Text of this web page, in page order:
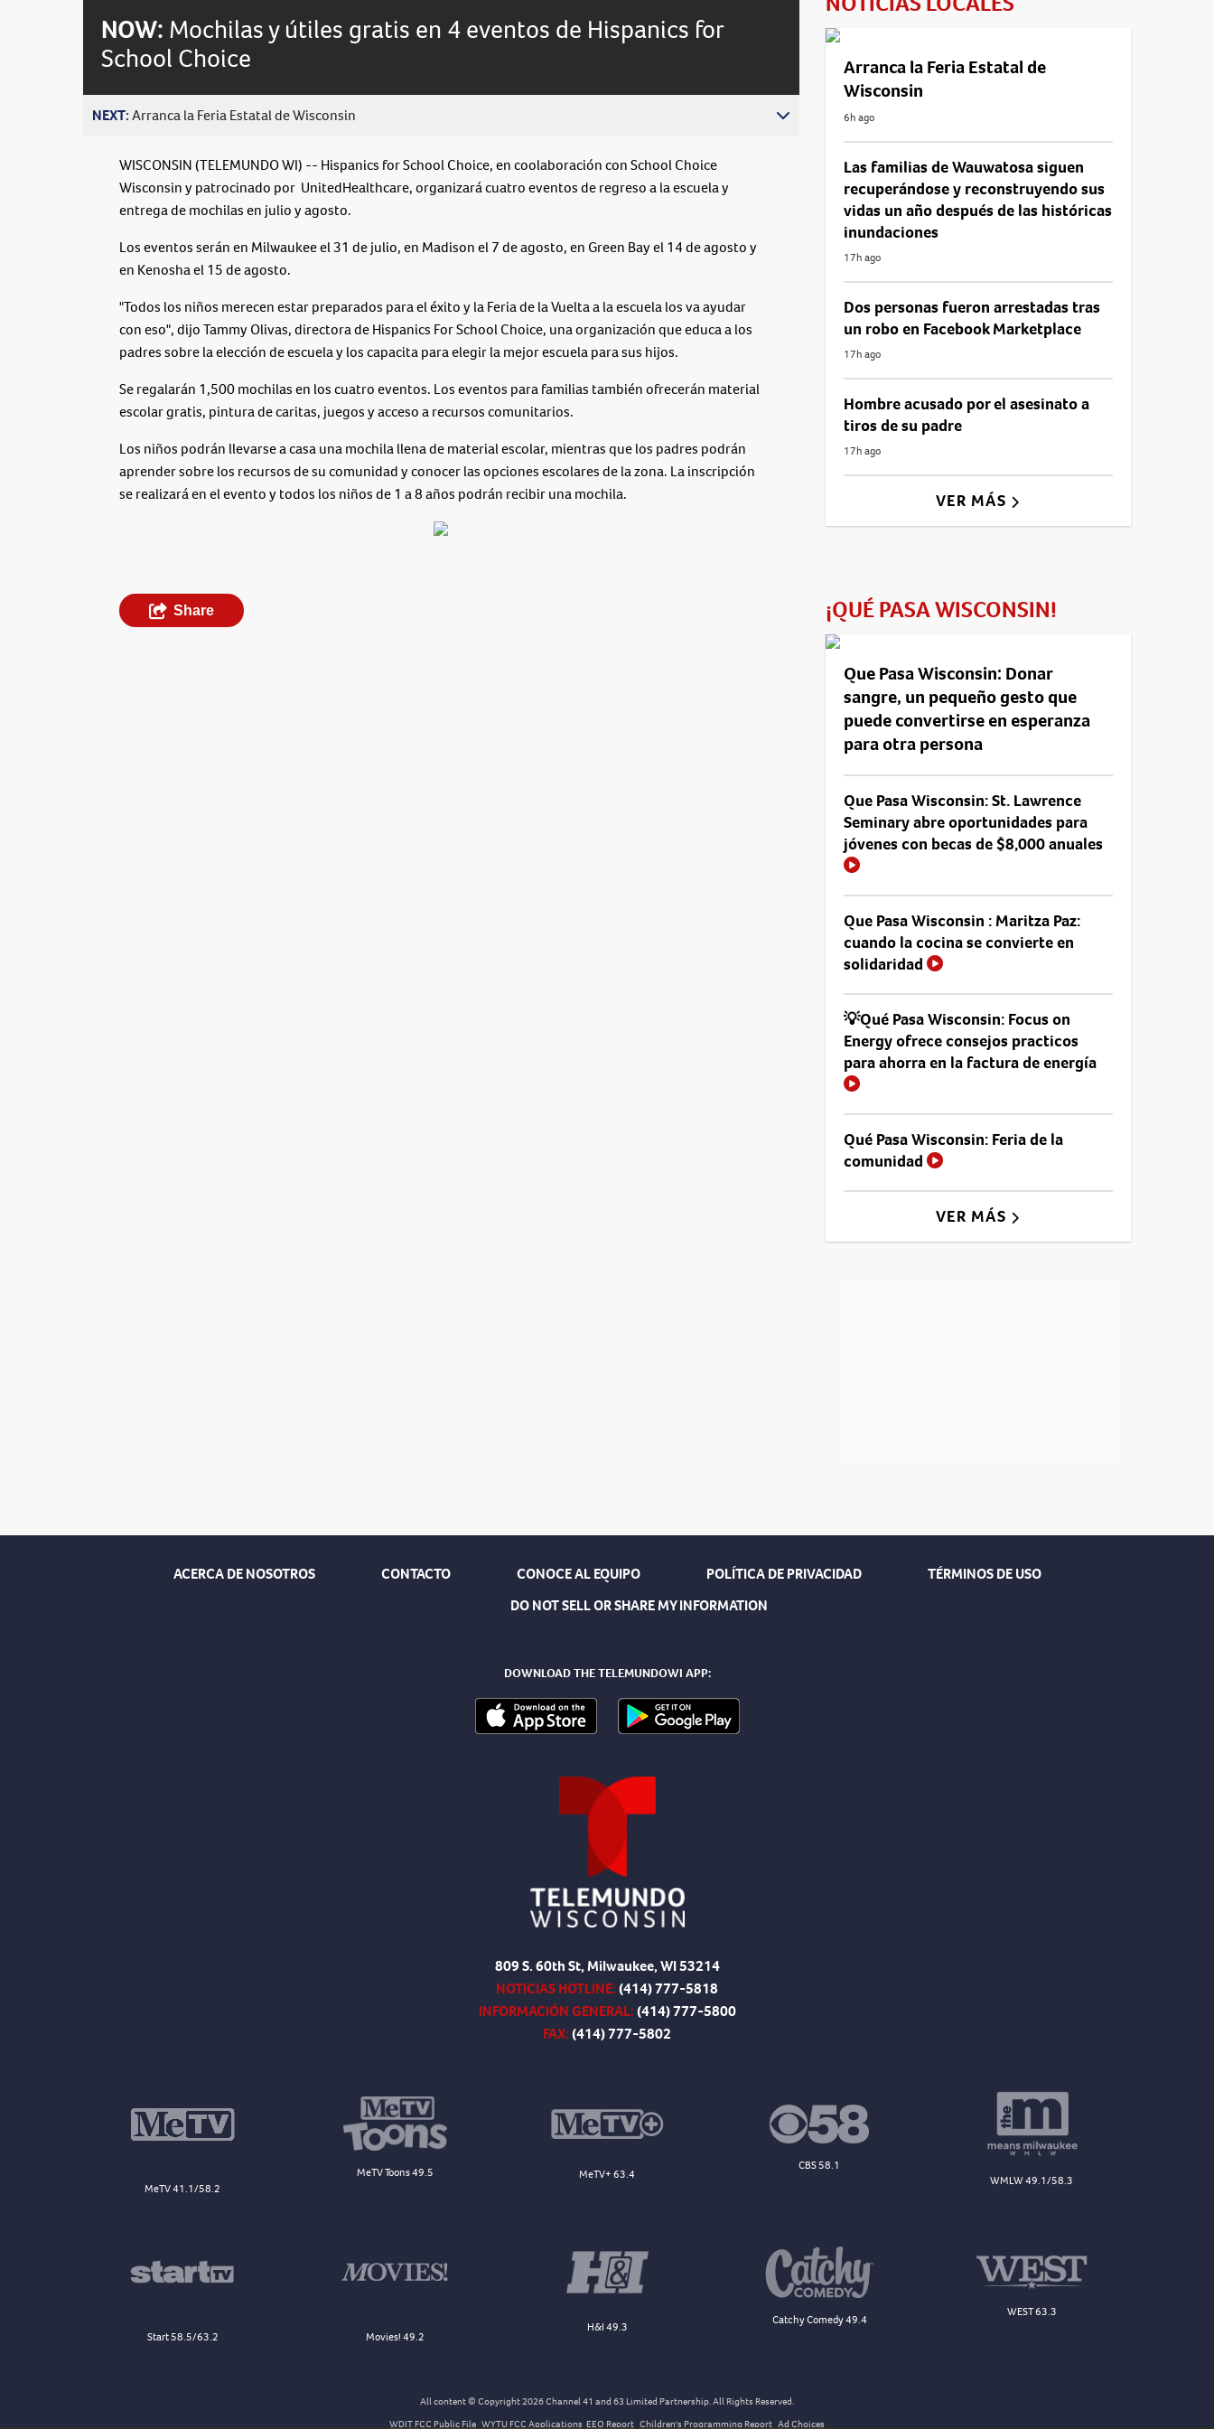
NOW: Mochilas y útiles gratis en 4 eventos de Hispanics for
School Choice
NEXT:Arranca la Feria Estatal de Wisconsin
WISCONSIN (TELEMUNDO WI) -- Hispanics for School Choice, en coolaboración con School Choice
Wisconsin y patrocinado por UnitedHealthcare, organizará cuatro eventos de regreso a la escuela y
entrega de mochilas en julio y agosto.
Los eventos serán en Milwaukee el 31 de julio, en Madison el 7 de agosto, en Green Bay el 14 de agosto y
en Kenosha el 15 de agosto.
"Todos los niños merecen estar preparados para el éxito y la Feria de la Vuelta a la escuela los va ayudar
con eso", dijo Tammy Olivas, directora de Hispanics For School Choice, una organización que educa a los
padres sobre la elección de escuela y los capacita para elegir la mejor escuela para sus hijos.
Se regalarán 1,500 mochilas en los cuatro eventos. Los eventos para familias también ofrecerán material
escolar gratis, pintura de caritas, juegos y acceso a recursos comunitarios.
Los niños podrán llevarse a casa una mochila llena de material escolar, mientras que los padres podrán
aprender sobre los recursos de su comunidad y conocer las opciones escolares de la zona. La inscripción
se realizará en el evento y todos los niños de 1 a 8 años podrán recibir una mochila.
Share
Arranca la Feria Estatal de
Wisconsin
6h ago
Las familias de Wauwatosa siguen
recuperándose y reconstruyendo sus
vidas un año después de las históricas
inundaciones
17h ago
Dos personas fueron arrestadas tras
un robo en Facebook Marketplace
17h ago
Hombre acusado por el asesinato a
tiros de su padre
17h ago
VER MÁS
¡QUÉ PASA WISCONSIN!
Que Pasa Wisconsin: Donar
sangre, un pequeño gesto que
puede convertirse en esperanza
para otra persona
Que Pasa Wisconsin: St. Lawrence
Seminary abre oportunidades para
jóvenes con becas de $8,000 anuales
Que Pasa Wisconsin : Maritza Paz:
cuando la cocina se convierte en
solidaridad
💡Qué Pasa Wisconsin: Focus on
Energy ofrece consejos practicos
para ahorra en la factura de energía
Qué Pasa Wisconsin: Feria de la
comunidad
VER MÁS
ACERCA DE NOSOTROS CONTACTO CONOCE AL EQUIPO POLÍTICA DE PRIVACIDAD
TÉRMINOS DE USO
DO NOT SELL OR SHARE MY INFORMATION
DOWNLOAD THE TELEMUNDOWI APP:
809 S. 60th St, Milwaukee, WI 53214
NOTICIAS HOTLINE:(414) 777-5818
INFORMACIÓN GENERAL:(414) 777-5800
FAX:(414) 777-5802
MeTV 41.1/58.2
MeTV Toons 49.5 MeTV+ 63.4
CBS 58.1
WMLW 49.1/58.3
Start 58.5/63.2 Movies! 49.2
H&I 49.3
Catchy Comedy 49.4
WEST 63.3
All content © Copyright 2026 Channel 41 and 63 Limited Partnership. All Rights Reserved.
WDJT FCC Public File WYTU FCC Applications EEO Report Children's Programming Report Ad Choices